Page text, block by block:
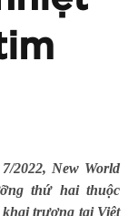
2022, New World
thứ hai thuộc
khai trương tại Việt